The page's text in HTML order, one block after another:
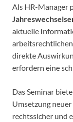
Als HR-Manager
aktuelle
direkte
erfordern eine
Das Seminar
Umsetzung
rechtssicher und